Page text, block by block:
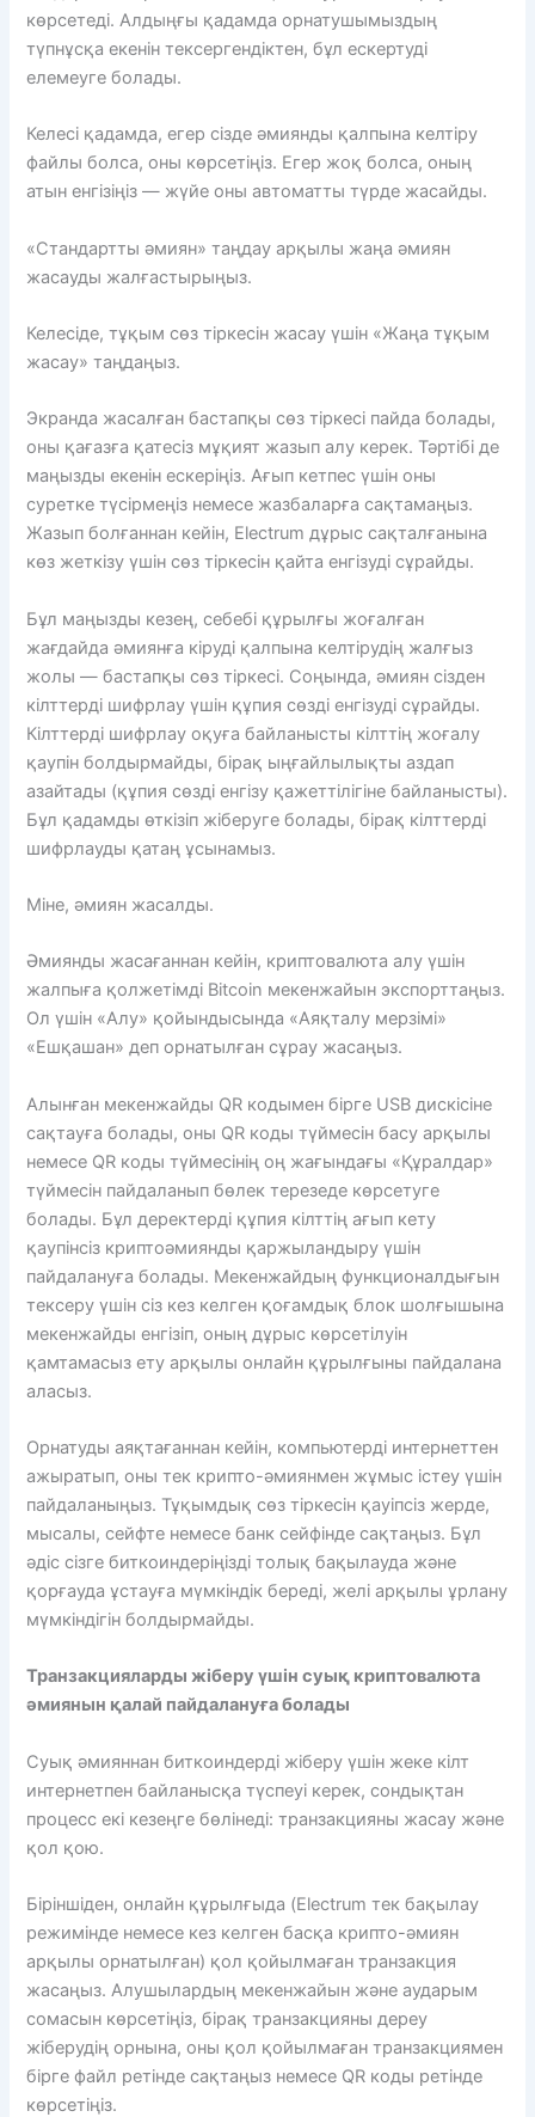
көрсетеді. Алдыңғы қадамда орнатушымыздың
түпнұсқа екенін тексергендіктен, бұл ескертуді
елемеуге болады.
Келесі қадамда, егер сізде әмиянды қалпына келтіру
файлы болса, оны көрсетіңіз. Егер жоқ болса, оның
атын енгізіңіз — жүйе оны автоматты түрде жасайды.
«Стандартты әмиян» таңдау арқылы жаңа әмиян
жасауды жалғастырыңыз.
Келесіде, тұқым сөз тіркесін жасау үшін «Жаңа тұқым
жасау» таңдаңыз.
Экранда жасалған бастапқы сөз тіркесі пайда болады,
оны қағазға қатесіз мұқият жазып алу керек. Тәртібі де
маңызды екенін ескеріңіз. Ағып кетпес үшін оны
суретке түсірмеңіз немесе жазбаларға сақтамаңыз.
Жазып болғаннан кейін, Electrum дұрыс сақталғанына
көз жеткізу үшін сөз тіркесін қайта енгізуді сұрайды.
Бұл маңызды кезең, себебі құрылғы жоғалған
жағдайда әмиянға кіруді қалпына келтірудің жалғыз
жолы — бастапқы сөз тіркесі. Соңында, әмиян сізден
кілттерді шифрлау үшін құпия сөзді енгізуді сұрайды.
Кілттерді шифрлау оқуға байланысты кілттің жоғалу
қаупін болдырмайды, бірақ ыңғайлылықты аздап
азайтады (құпия сөзді енгізу қажеттілігіне байланысты).
Бұл қадамды өткізіп жіберуге болады, бірақ кілттерді
шифрлауды қатаң ұсынамыз.
Міне, әмиян жасалды.
Әмиянды жасағаннан кейін, криптовалюта алу үшін
жалпыға қолжетімді Bitcoin мекенжайын экспорттаңыз.
Ол үшін «Алу» қойындысында «Аяқталу мерзімі»
«Ешқашан» деп орнатылған сұрау жасаңыз.
Алынған мекенжайды QR кодымен бірге USB дискісіне
сақтауға болады, оны QR коды түймесін басу арқылы
немесе QR коды түймесінің оң жағындағы «Құралдар»
түймесін пайдаланып бөлек терезеде көрсетуге
болады. Бұл деректерді құпия кілттің ағып кету
қаупінсіз криптоәмиянды қаржыландыру үшін
пайдалануға болады. Мекенжайдың функционалдығын
тексеру үшін сіз кез келген қоғамдық блок шолғышына
мекенжайды енгізіп, оның дұрыс көрсетілуін
қамтамасыз ету арқылы онлайн құрылғыны пайдалана
аласыз.
Орнатуды аяқтағаннан кейін, компьютерді интернеттен
ажыратып, оны тек крипто-әмиянмен жұмыс істеу үшін
пайдаланыңыз. Тұқымдық сөз тіркесін қауіпсіз жерде,
мысалы, сейфте немесе банк сейфінде сақтаңыз. Бұл
әдіс сізге биткоиндеріңізді толық бақылауда және
қорғауда ұстауға мүмкіндік береді, желі арқылы ұрлану
мүмкіндігін болдырмайды.
Транзакцияларды жіберу үшін суық криптовалюта
әмиянын қалай пайдалануға болады
Суық әмияннан биткоиндерді жіберу үшін жеке кілт
интернетпен байланысқа түспеуі керек, сондықтан
процесс екі кезеңге бөлінеді: транзакцияны жасау және
қол қою.
Біріншіден, онлайн құрылғыда (Electrum тек бақылау
режимінде немесе кез келген басқа крипто-әмиян
арқылы орнатылған) қол қойылмаған транзакция
жасаңыз. Алушылардың мекенжайын және аударым
сомасын көрсетіңіз, бірақ транзакцияны дереу
жіберудің орнына, оны қол қойылмаған транзакциямен
бірге файл ретінде сақтаңыз немесе QR коды ретінде
көрсетіңіз.